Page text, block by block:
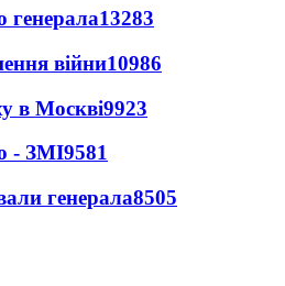
генерала13283
війни10986
в Москві9923
- ЗМІ9581
генерала8505